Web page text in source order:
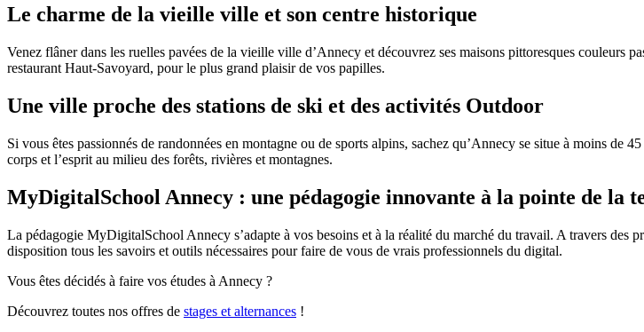
Le charme de la vieille ville et son centre historique
Venez flâner dans les ruelles pavées de la vieille ville d’Annecy et découvrez ses maisons pittoresques couleurs
restaurant Haut-Savoyard, pour le plus grand plaisir de vos papilles.
Une ville proche des stations de ski et des activités Outdoor
Si vous êtes passionnés de randonnées en montagne ou de sports alpins, sachez qu’Annecy se situe à moins
corps et l’esprit au milieu des forêts, rivières et montagnes.
MyDigitalSchool Annecy : une pédagogie innovante à la pointe de la
La pédagogie MyDigitalSchool Annecy s’adapte à vos besoins et à la réalité du marché du travail. A travers des
disposition tous les savoirs et outils nécessaires pour faire de vous de vrais professionnels du digital.
Vous êtes décidés à faire vos études à Annecy ?
Découvrez toutes nos offres de stages et alternances !